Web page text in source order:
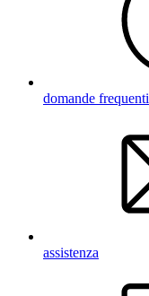
domande frequenti
assistenza